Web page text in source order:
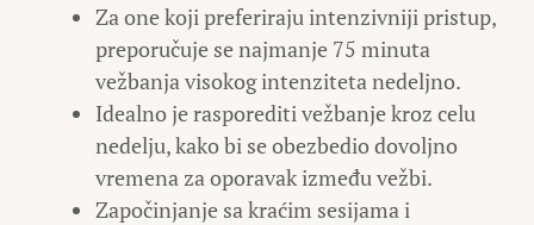
Za one koji preferiraju intenzivniji pristup,
preporučuje se najmanje 75 minuta
vežbanja visokog intenziteta nedeljno.
Idealno je rasporediti vežbanje kroz celu
nedelju, kako bi se obezbedio dovoljno
vremena za oporavak između vežbi.
Započinjanje sa kraćim sesijama i